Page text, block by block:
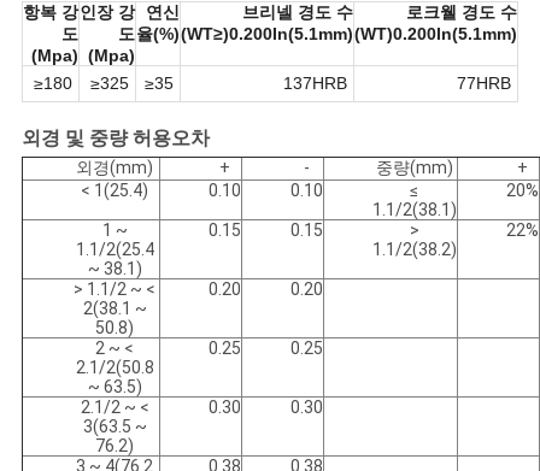
이
트
맵
보
호
정
항복 강
도
(Mpa)
인장 강
도
(Mpa)
연신
율(%)
브리넬 경도 수
(WT≥)0.200In(5.1mm)
로크웰 경도 수
(WT)0.200In(5.1mm)
≥180 ≥325 ≥35 137HRB 77HRB
외경 및 중량 허용오차
외경(mm) + - 중량(mm)
+
< 1(25.4)
0.10 0.10
≤
1.1/2(38.1)
20%
1 ~
1.1/2(25.4
~ 38.1)
0.15 0.15
>
1.1/2(38.2)
22%
> 1.1/2 ~ <
2(38.1 ~
50.8)
0.20 0.20
2 ~ <
2.1/2(50.8
~ 63.5)
0.25 0.25
2.1/2 ~ <
3(63.5 ~
76.2)
0.30 0.30
3 ~ 4(76.2
0.38 0.38